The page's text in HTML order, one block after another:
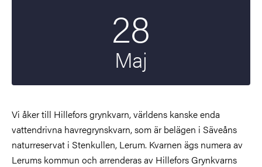
28
Maj
Vi åker till Hillefors grynkvarn, världens kanske enda
vattendrivna havregrynskvarn, som är belägen i Säveåns
naturreservat i Stenkullen, Lerum. Kvarnen ägs numera av
Lerums kommun och arrenderas av Hillefors Grynkvarns